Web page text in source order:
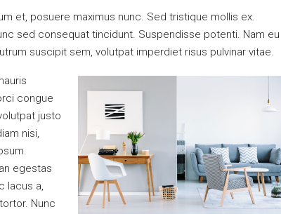
et, posuere maximus nunc. Sed tristique mollis ex.
sed consequat tincidunt. Suspendisse potenti. Nam eu
suscipit sem, volutpat imperdiet risus pulvinar vitae.
congue
justo
nisi,
egestas
lacus a,
Nunc